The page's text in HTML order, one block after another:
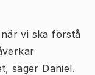
vi ska förstå
säger Daniel.